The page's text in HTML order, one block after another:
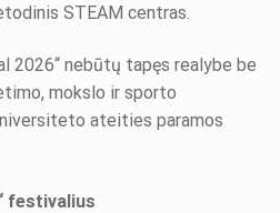
STEAM centras.
2026“ nebūtų tapęs realybe be
mokslo ir sporto
ateities paramos
festivalius